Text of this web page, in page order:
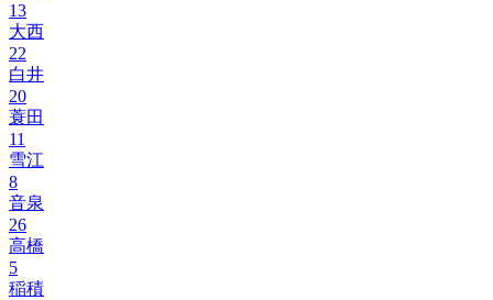
13
大西
22
白井
20
蓑田
11
雪江
8
音泉
26
高橋
5
稲積